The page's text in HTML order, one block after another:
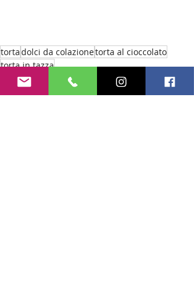
tortadolci da colazionetorta al cioccolato
torta in tazza
Ricette Dolci